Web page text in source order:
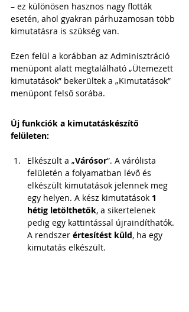
– ez különösen hasznos nagy flották
esetén, ahol gyakran párhuzamosan több
kimutatásra is szükség van.
Ezen felül a korábban az Adminisztráció
menüpont alatt megtalálható „Ütemezett
kimutatások” bekerültek a „Kimutatások”
menüpont felső sorába.
Új funkciók a kimutatáskészítő
felületen:
Elkészült a „Várósor”. A várólista
felületén a folyamatban lévő és
elkészült kimutatások jelennek meg
egy helyen. A kész kimutatások 1
hétig letölthetők, a sikertelenek
pedig egy kattintással újraindíthatók.
A rendszer értesítést küld, ha egy
kimutatás elkészült.